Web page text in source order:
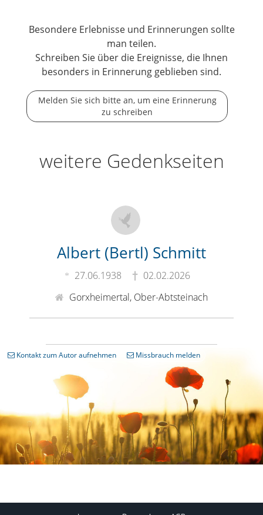
Besondere Erlebnisse und Erinnerungen sollte
man teilen.
Schreiben Sie über die Ereignisse, die Ihnen
besonders in Erinnerung geblieben sind.
Melden Sie sich bitte an, um eine Erinnerung
zu schreiben
weitere Gedenkseiten
Albert (Bertl) Schmitt
27.06.1938
02.02.2026
Gorxheimertal, Ober-Abtsteinach
Kontakt zum Autor aufnehmen Missbrauch melden